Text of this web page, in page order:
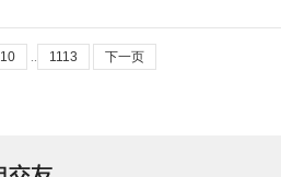
10 .. 1113 下一页